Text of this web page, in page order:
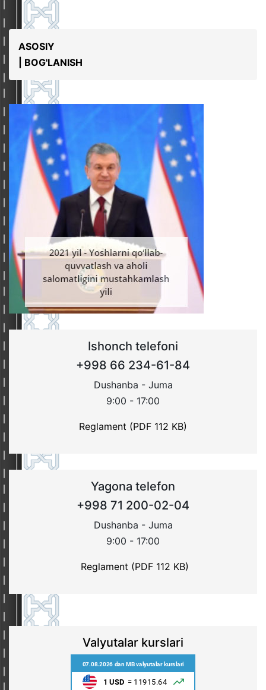
ASOSIY
| BOG'LANISH
Ishonch telefoni
+998 66 234-61-84
Dushanba - Juma
9:00 - 17:00
Reglament (PDF 112 KB)
Yagona telefon
+998 71 200-02-04
Dushanba - Juma
9:00 - 17:00
Reglament (PDF 112 KB)
Valyutalar kurslari